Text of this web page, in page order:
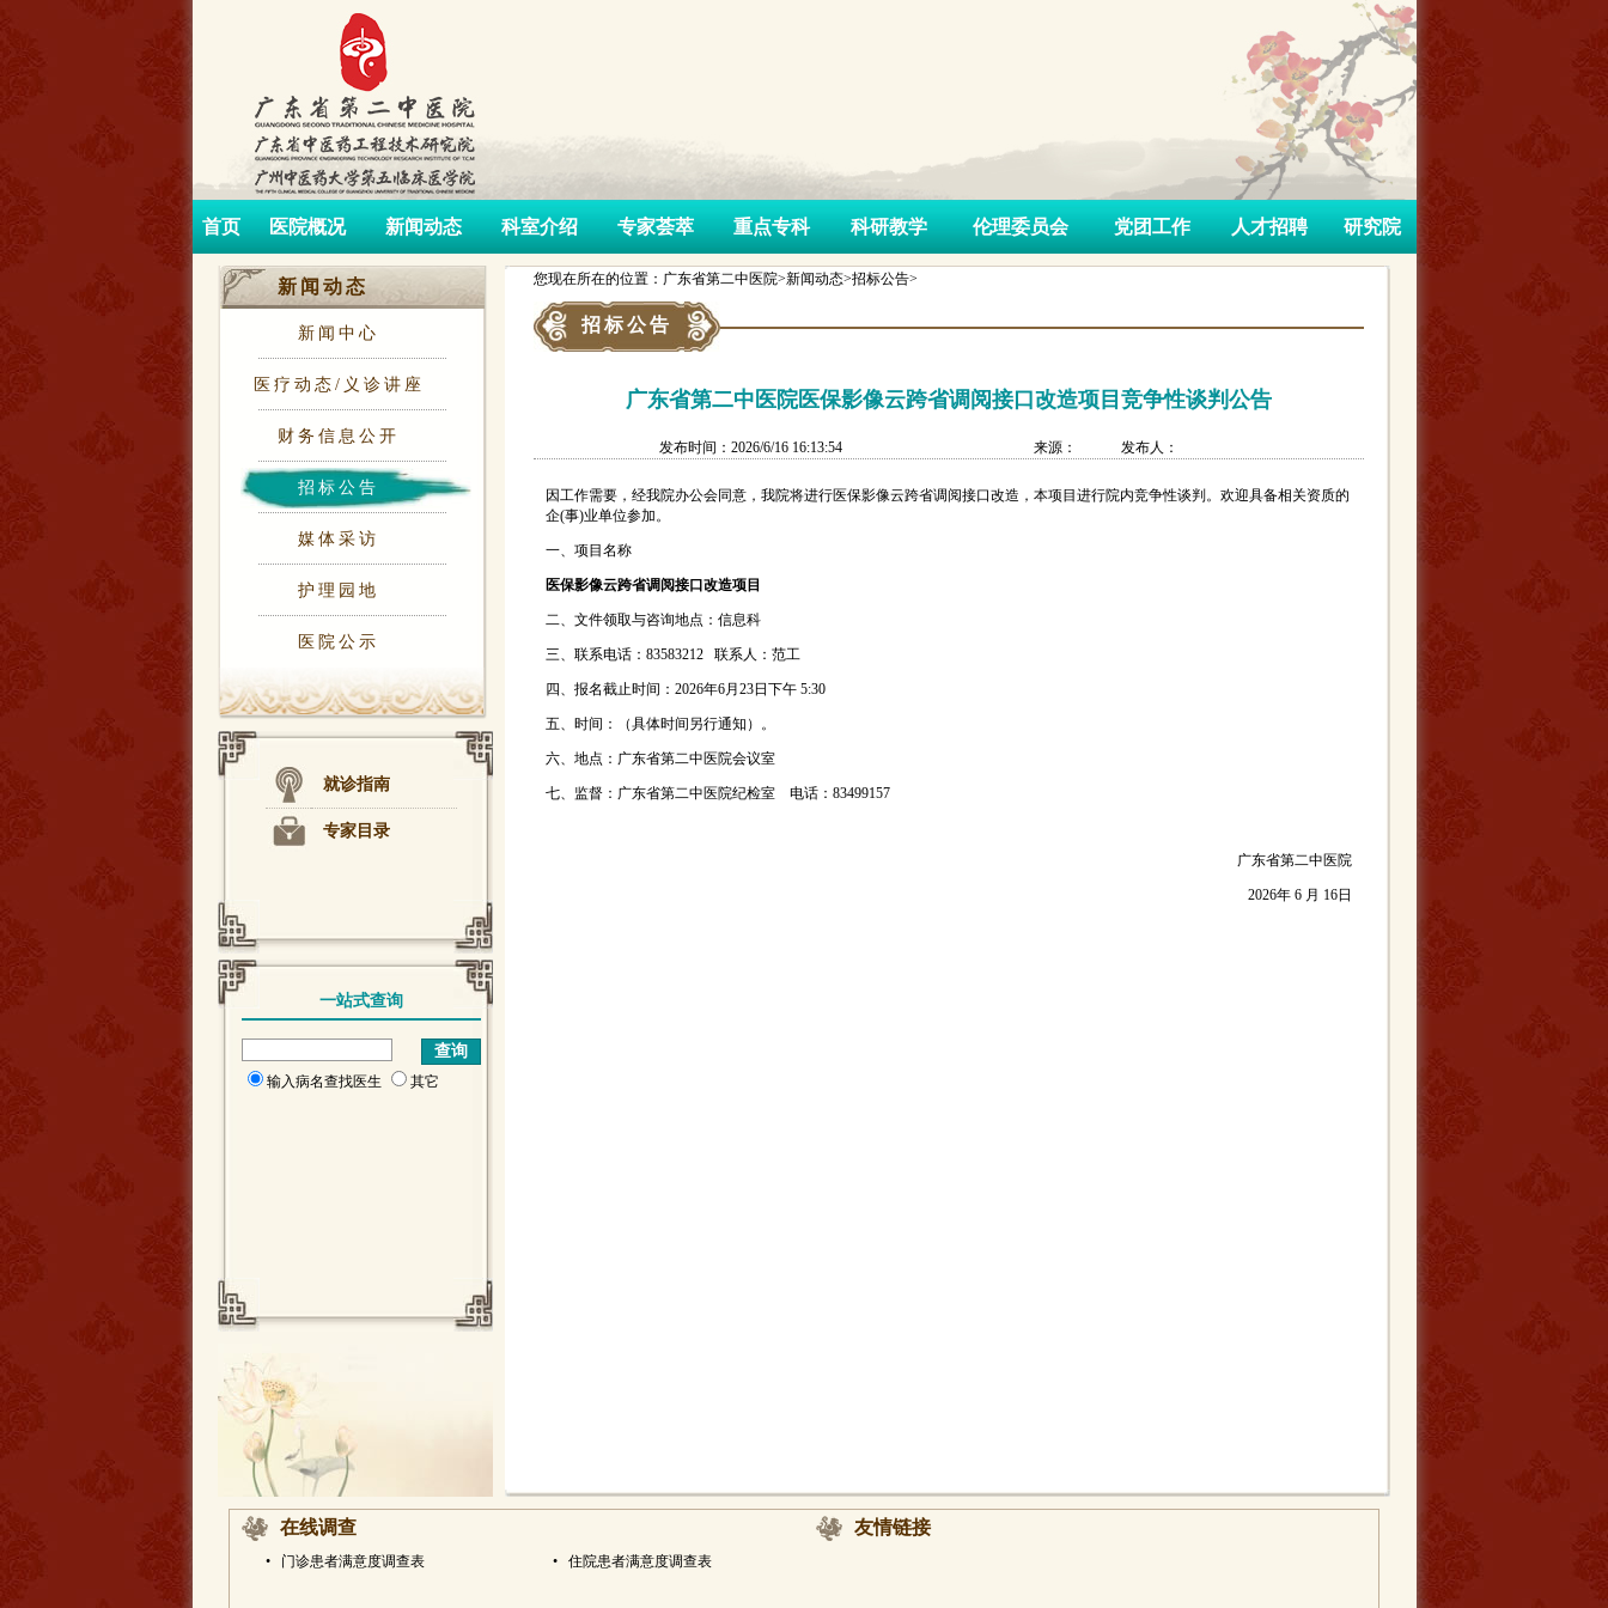
首页 医院概况 新闻动态 科室介绍 专家荟萃 重点专科 科研教学 伦理委员会 党团工作 人才招聘 研究院
新闻动态
新闻中心
医疗动态/义诊讲座
财务信息公开
招标公告
媒体采访
护理园地
医院公示
就诊指南
专家目录
一站式查询
输入病名查找医生 其它
您现在所在的位置：广东省第二中医院>新闻动态>招标公告>
招标公告
广东省第二中医院医保影像云跨省调阅接口改造项目竞争性谈判公告
发布时间：2026/6/16 16:13:54 来源： 发布人：
因工作需要，经我院办公会同意，我院将进行医保影像云跨省调阅接口改造，本项目进行院内竞争性谈判。欢迎具备相关资质的
企(事)业单位参加。
一、项目名称
医保影像云跨省调阅接口改造项目
二、文件领取与咨询地点：信息科
三、联系电话：83583212 联系人：范工
四、报名截止时间：2026年6月23日下午 5:30
五、时间：（具体时间另行通知）。
六、地点：广东省第二中医院会议室
七、监督：广东省第二中医院纪检室 电话：83499157
广东省第二中医院
2026年 6 月 16日
在线调查
• 门诊患者满意度调查表 • 住院患者满意度调查表
友情链接